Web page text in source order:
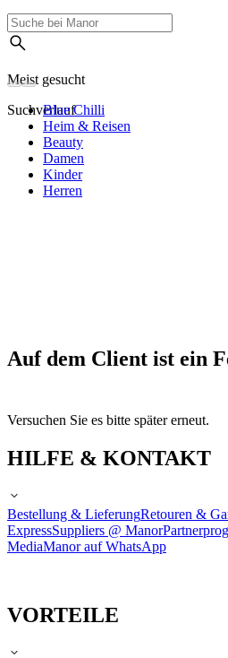
Meist gesucht
SuchverlaufBlue Chilli
Heim & Reisen
Beauty
Damen
Kinder
Herren
Auf dem Client ist ein
Versuchen Sie es bitte später erneut.
HILFE & KONTAKT
Bestellung & LieferungRetouren &
ExpressSuppliers @ Manor
MediaManor auf WhatsApp
VORTEILE